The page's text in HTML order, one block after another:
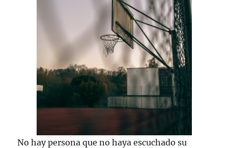
No hay persona que no haya escuchado su